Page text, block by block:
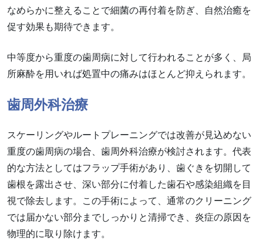
なめらかに整えることで細菌の再付着を防ぎ、自然治癒を
促す効果も期待できます。
中等度から重度の歯周病に対して行われることが多く、局
所麻酔を用いれば処置中の痛みはほとんど抑えられます。
歯周外科治療
スケーリングやルートプレーニングでは改善が見込めない
重度の歯周病の場合、歯周外科治療が検討されます。代表
的な方法としてはフラップ手術があり、歯ぐきを切開して
歯根を露出させ、深い部分に付着した歯石や感染組織を目
視で除去します。この手術によって、通常のクリーニング
では届かない部分までしっかりと清掃でき、炎症の原因を
物理的に取り除けます。